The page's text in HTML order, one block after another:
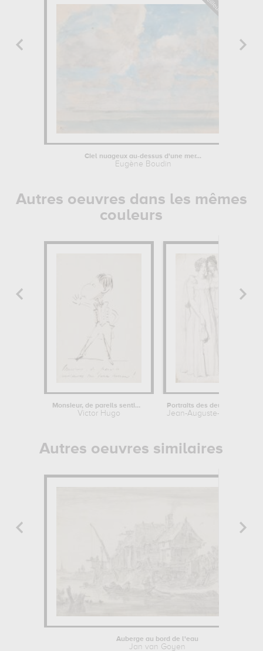
Ciel nuageux au-dessus d'une mer...
Eugène Boudin
Autres oeuvres dans les mêmes
couleurs
Monsieur, de pareils sentiments me...
Victor Hugo Jean-Auguste-Dominique
Autres oeuvres similaires
Auberge au bord de l'eau
Jan van Goyen